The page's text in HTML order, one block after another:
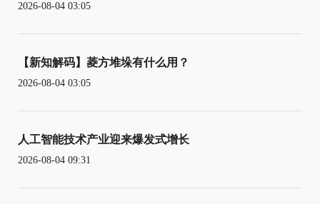
2026-08-04 03:05
【新知解码】菱方堆垛有什么用？
2026-08-04 03:05
人工智能技术产业迎来爆发式增长
2026-08-04 09:31